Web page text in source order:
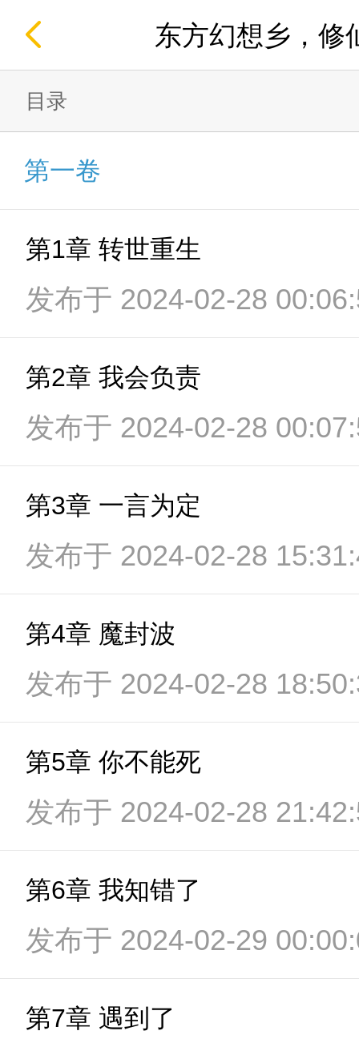
东方幻想乡，修
目录
第一卷
第1章 转世重生
发布于 2024-02-28
第2章 我会负责
发布于 2024-02-28
第3章 一言为定
发布于 2024-02-28
第4章 魔封波
发布于 2024-02-28
第5章 你不能死
发布于 2024-02-28
第6章 我知错了
发布于 2024-02-29
第7章 遇到了